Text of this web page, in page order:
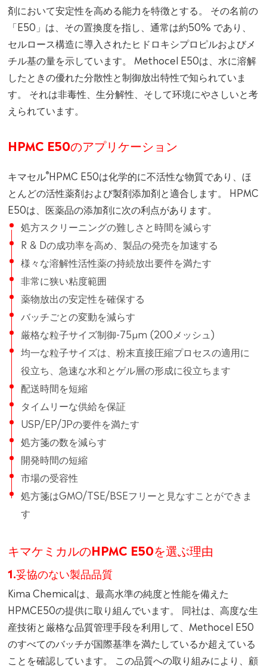
剤において安定性を高める能力を特徴とする。 その名前の
「E50」は、その置換度を指し、通常は約50% であり、
セルロース構造に導入されたヒドロキシプロピルおよびメ
チル基の量を示しています。 Methocel E50は、水に溶解
したときの優れた分散性と制御放出特性で知られていま
す。 それは非毒性、生分解性、そして环境にやさしいと考
えられています。
HPMC E50のアプリケーション
キマセル®HPMC E50は化学的に不活性な物質であり、ほ
とんどの活性薬剤および製剤添加剤と適合します。 HPMC
E50は、医薬品の添加剤に次の利点があります。
処方スクリーニングの難しさと時間を減らす
R & Dの成功率を高め、製品の発売を加速する
様々な溶解性活性薬の持続放出要件を満たす
非常に狭い粘度範囲
薬物放出の安定性を確保する
バッチごとの変動を減らす
厳格な粒子サイズ制御-75μm (200メッシュ)
均一な粒子サイズは、粉末直接圧縮プロセスの適用に
役立ち、急速な水和とゲル層の形成に役立ちます
配送時間を短縮
タイムリーな供給を保証
USP/EP/JPの要件を満たす
処方箋の数を減らす
開発時間の短縮
市場の受容性
処方箋はGMO/TSE/BSEフリーと見なすことができま
す
キマケミカルのHPMC E50を選ぶ理由
1.妥協のない製品品質
Kima Chemicalは、最高水準の純度と性能を備えた
HPMCE50の提供に取り組んでいます。 同社は、高度な生
産技術と厳格な品質管理手段を利用して、Methocel E50
のすべてのバッチが国際基準を満たしているか超えている
ことを確認しています。 この品質への取り組みにより、顧